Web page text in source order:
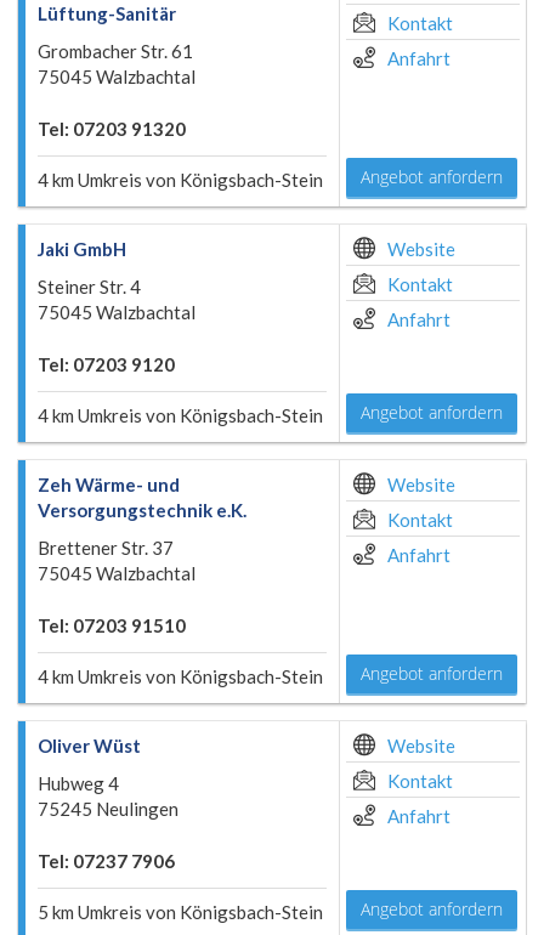
Lüftung-Sanitär
Grombacher Str. 61
75045 Walzbachtal
Tel: 07203 91320
4 km Umkreis von Königsbach-Stein
Kontakt
Anfahrt
Angebot anfordern
Jaki GmbH
Steiner Str. 4
75045 Walzbachtal
Tel: 07203 9120
4 km Umkreis von Königsbach-Stein
Website
Kontakt
Anfahrt
Angebot anfordern
Zeh Wärme- und
Versorgungstechnik e.K.
Brettener Str. 37
75045 Walzbachtal
Tel: 07203 91510
4 km Umkreis von Königsbach-Stein
Website
Kontakt
Anfahrt
Angebot anfordern
Oliver Wüst
Hubweg 4
75245 Neulingen
Tel: 07237 7906
5 km Umkreis von Königsbach-Stein
Website
Kontakt
Anfahrt
Angebot anfordern